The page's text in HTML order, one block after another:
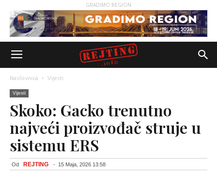
GRADIMO REGION
Naslovnica Vijesti
Vijesti
Skoko: Gacko trenutno
najveći proizvođač struje u
sistemu ERS
Od REJTING - 15 Maja, 2026 13:58